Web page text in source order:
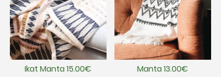
Ikat Manta 15.00€ Manta 13.00€